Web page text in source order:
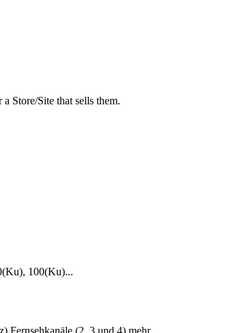
Store/Site that sells them.
100(Ku)...
Fernsehkanäle (2, 3 und 4) mehr.